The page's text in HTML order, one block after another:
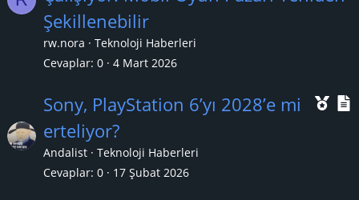
n
Şekillenebilir
rw.nora
Teknoloji Haberleri
Cevaplar 0 4 Mart 2026
Ö
Sony, PlayStation 6’yı 2028’e mi
erteliyor?
Andalist
Teknoloji Haberleri
Cevaplar 0 17 Şubat 2026